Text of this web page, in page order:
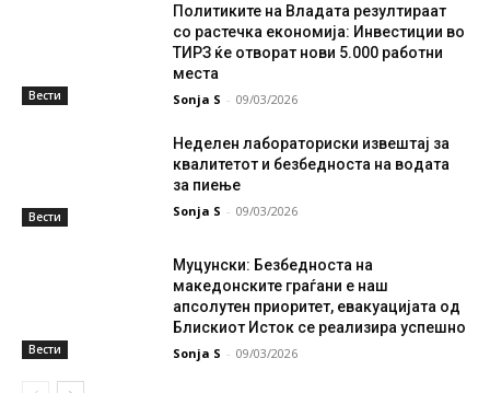
Вести
Политиките на Владата резултираат
со растечка економија: Инвестиции во
ТИРЗ ќе отворат нови 5.000 работни
места
Sonja S - 09/03/2026
Вести
Неделен лабораториски извештај за
квалитетот и безбедноста на водата
за пиење
Sonja S - 09/03/2026
Вести
Муцунски: Безбедноста на
македонските граѓани е наш
апсолутен приоритет, евакуацијата од
Блискиот Исток се реализира успешно
Sonja S - 09/03/2026